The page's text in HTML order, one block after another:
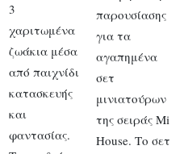
3
χαριτωμένα
ζωάκια μέσα
από παιχνίδι
κατασκευής
και
φαντασίας.
παρουσίασης
για τα
αγαπημένα
σετ
μινιατούρων
της σειράς Mi
House. Το σετ